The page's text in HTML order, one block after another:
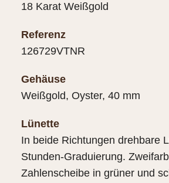
18 Karat Weißgold
Referenz
126729VTNR
Gehäuse
Weißgold, Oyster, 40 mm
Lünette
In beide Richtungen drehbare
Stunden-Graduierung.
Zahlenscheibe in grüner und